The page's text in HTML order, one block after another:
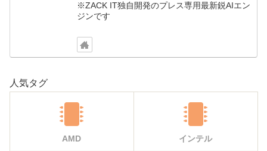
※ZACK IT独自開発のプレス専用最新鋭AIエン
ジンです
人気タグ
AMD インテル